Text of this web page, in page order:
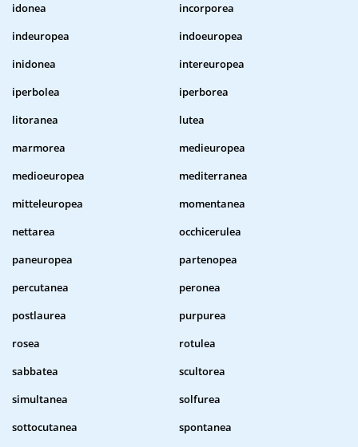
idonea
incorporea
indeuropea
indoeuropea
inidonea
intereuropea
iperbolea
iperborea
litoranea
lutea
marmorea
medieuropea
medioeuropea
mediterranea
mitteleuropea
momentanea
nettarea
occhicerulea
paneuropea
partenopea
percutanea
peronea
postlaurea
purpurea
rosea
rotulea
sabbatea
scultorea
simultanea
solfurea
sottocutanea
spontanea